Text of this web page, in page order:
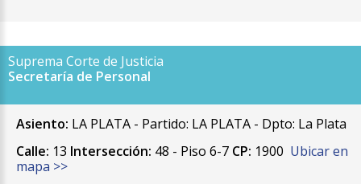
Suprema Corte de Justicia
Secretaría de Personal
Asiento: LA PLATA - Partido: LA PLATA - Dpto: La Plata
Calle: 13 Intersección: 48 - Piso 6-7 CP: 1900 Ubicar en
mapa >>